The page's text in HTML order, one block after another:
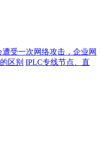
受一次网络攻击，企业网
区别 IPLC专线节点、直